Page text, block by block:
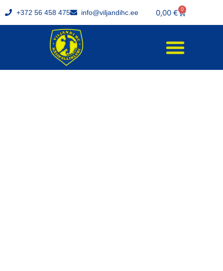
+372 56 458 475 info@viljandihc.ee 0,00 € 0